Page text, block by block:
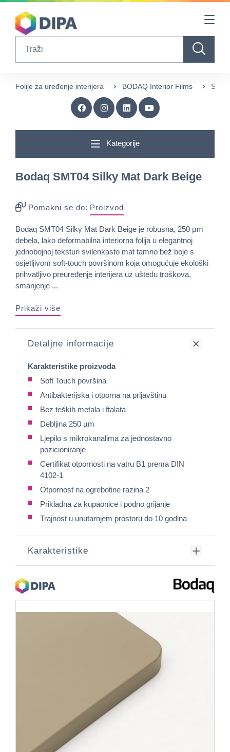
Table Of Content
Folije za uređenje interijera BODAQ Interior Films
Kategorije
Bodaq SMT04 Silky Mat Dark Beige
Pomakni se do: Proizvod
Bodaq SMT04 Silky Mat Dark Beige je robusna, 250 µm
debela, lako deformabilna interiorna folija u elegantnoj
jednobojnoj teksturi svilenkasto mat tamno bež boje s
osjetljivom soft-touch površinom koja omogućuje ekološki
prihvatljivo preuređenje interijera uz uštedu troškova,
smanjenje ...
Prikaži više
Detaljne informacije
Karakteristike proizvoda
Soft Touch površina
Antibakterijska i otporna na prljavštinu
Bez teških metala i ftalata
Debljina 250 µm
Ljepilo s mikrokanalima za jednostavno
pozicioniranje
Certifikat otpornosti na vatru B1 prema DIN
4102-1
Otpornost na ogrebotine razina 2
Prikladna za kupaonice i podno grijanje
Trajnost u unutarnjem prostoru do 10 godina
Karakteristike